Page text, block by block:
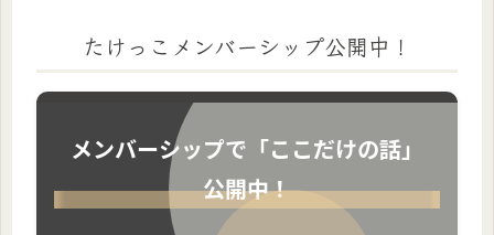
たけっこメンバーシップ公開中！
メンバーシップで「ここだけの話」
公開中！